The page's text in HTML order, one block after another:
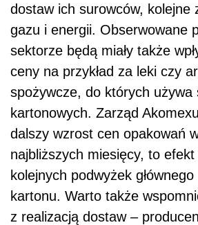
dostaw ich surowców, kolejne
gazu i energii. Obserwowane
sektorze będą miały także
ceny na przykład za leki czy
spożywcze, do których używa
kartonowych. Zarząd
dalszy wzrost cen opakowań
najbliższych miesięcy, to
kolejnych podwyżek
kartonu. Warto także
z realizacją dostaw –